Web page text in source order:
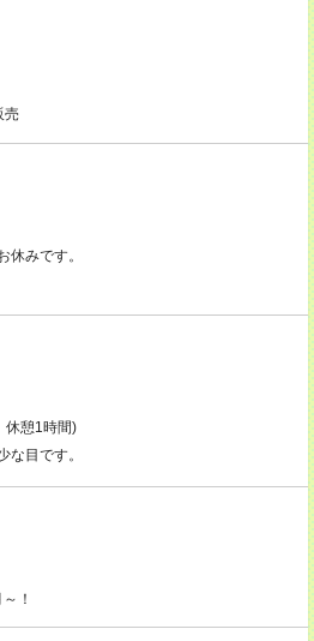
売
みです。
憩1時間)
目です。
！